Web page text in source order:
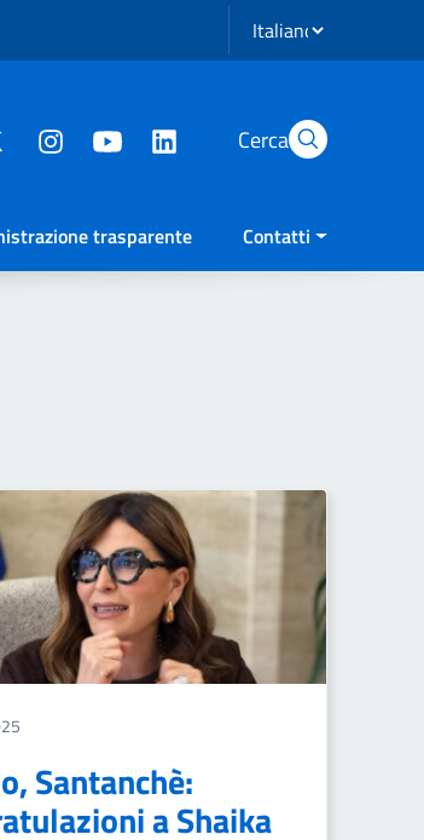
Seleziona lingua
Cerca
trasparente Contatti
Santanchè:
a Shaika